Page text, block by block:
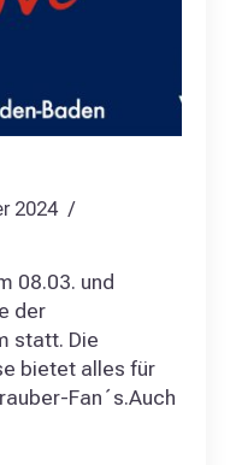
2024
08.03. und
der
statt. Die
bietet alles für
Fan´s.Auch